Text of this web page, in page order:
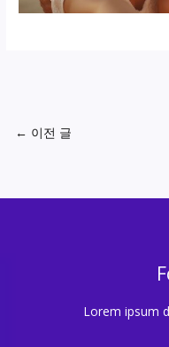
← 이전 글
Lorem ipsum